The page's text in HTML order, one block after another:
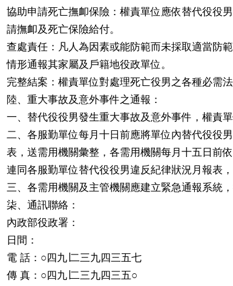
協助申請死亡撫卹保險：權責單位應依替代役役
請撫卹及死亡保險給付。
查處責任：凡人為因素或能防範而未採取適當防
情形通報其家屬及戶籍地役政單位。
完整結案：權責單位對處理死亡役男之各種必需
陸、重大事故及意外事件之通報：
一、替代役役男發生重大事故及意外事件，權責
二、各服勤單位每月十日前應將單位內替代役役
表，送需用機關彙整，各需用機關每月十五日前
連同各服勤單位替代役役男違反紀律狀況月報表
三、各需用機關及主管機關應建立緊急通報系統
柒、通訊聯絡：
內政部役政署：
日間：
電 話：○四九∣二三九四三五七
傳 真：○四九∣二三九四三五○